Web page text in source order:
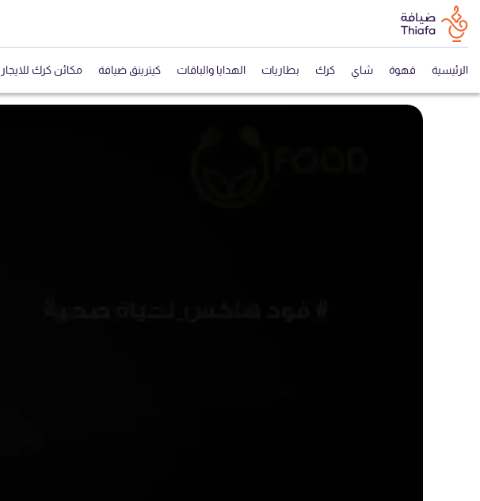
الرئيسية قهوة شاي كرك بطاريات الهدايا والباقات كيترينق ضيافة مكائن كرك للايجار